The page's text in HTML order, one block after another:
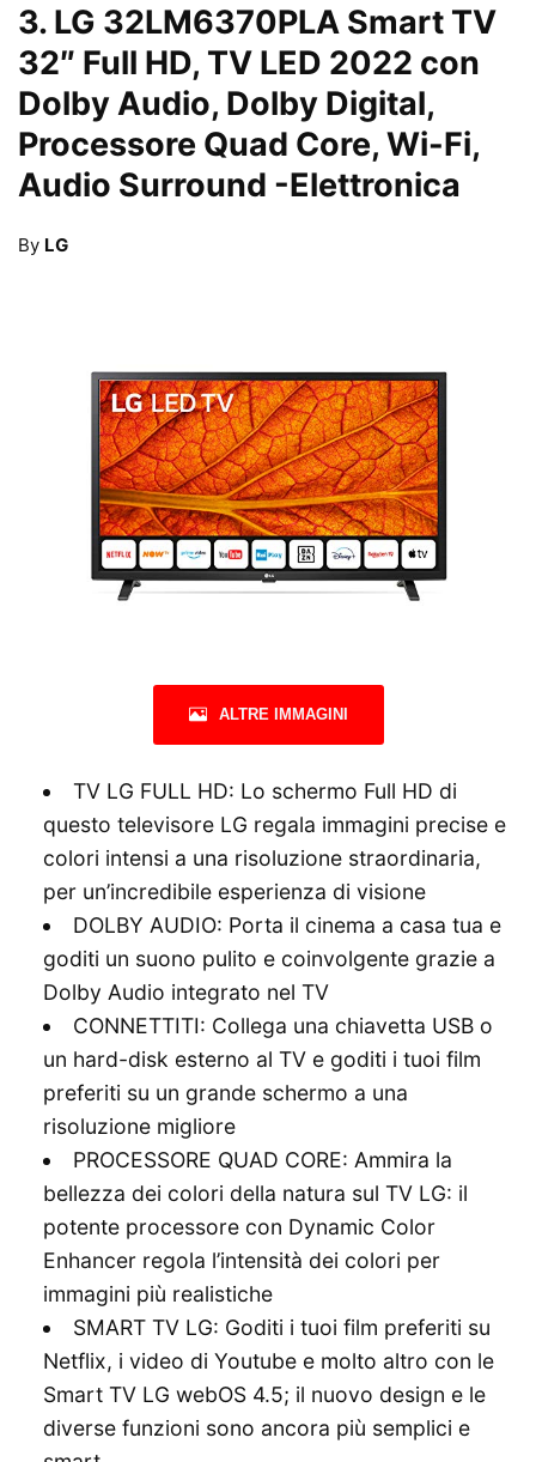
3. LG 32LM6370PLA Smart TV
32″ Full HD, TV LED 2022 con
Dolby Audio, Dolby Digital,
Processore Quad Core, Wi-Fi,
Audio Surround -Elettronica
By LG
ALTRE IMMAGINI
TV LG FULL HD: Lo schermo Full HD di
questo televisore LG regala immagini precise e
colori intensi a una risoluzione straordinaria,
per un’incredibile esperienza di visione
DOLBY AUDIO: Porta il cinema a casa tua e
goditi un suono pulito e coinvolgente grazie a
Dolby Audio integrato nel TV
CONNETTITI: Collega una chiavetta USB o
un hard-disk esterno al TV e goditi i tuoi film
preferiti su un grande schermo a una
risoluzione migliore
PROCESSORE QUAD CORE: Ammira la
bellezza dei colori della natura sul TV LG: il
potente processore con Dynamic Color
Enhancer regola l’intensità dei colori per
immagini più realistiche
SMART TV LG: Goditi i tuoi film preferiti su
Netflix, i video di Youtube e molto altro con le
Smart TV LG webOS 4.5; il nuovo design e le
diverse funzioni sono ancora più semplici e